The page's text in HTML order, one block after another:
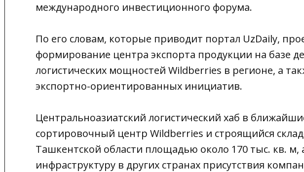
международного инвестиционного форума.
По его словам, которые приводит портал UzDaily,
формирование центра экспорта продукции на базе
логистических мощностей Wildberries в регионе, а
экспортно-ориентированных инициатив.
Центральноазиатский логистический хаб в
сортировочный центр Wildberries и строящийся
Ташкентской области площадью около 170 тыс. кв. м,
инфраструктуру в других странах присутствия